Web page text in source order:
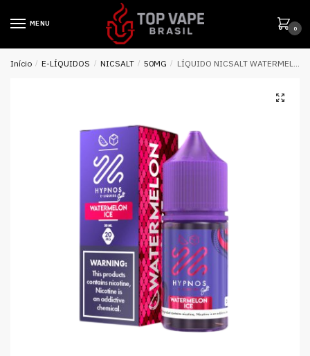
MENU
0
Início / E-LÍQUIDOS / NICSALT / 50MG / LÍQUIDO NICSALT WATERMELON ICE – HYPNOS